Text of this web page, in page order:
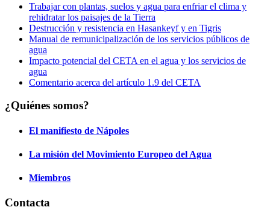
Trabajar con plantas, suelos y agua para enfriar el clima y
rehidratar los paisajes de la Tierra
Destrucción y resistencia en Hasankeyf y en Tigris
Manual de remunicipalización de los servicios públicos de
agua
Impacto potencial del CETA en el agua y los servicios de
agua
Comentario acerca del artículo 1.9 del CETA
¿Quiénes somos?
El manifiesto de Nápoles
La misión del Movimiento Europeo del Agua
Miembros
Contacta